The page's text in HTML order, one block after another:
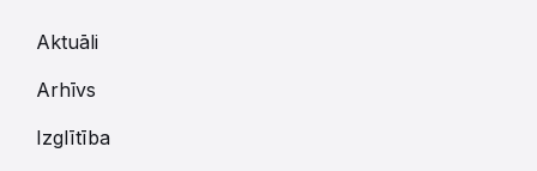
Aktuāli
Arhīvs
Izglītība